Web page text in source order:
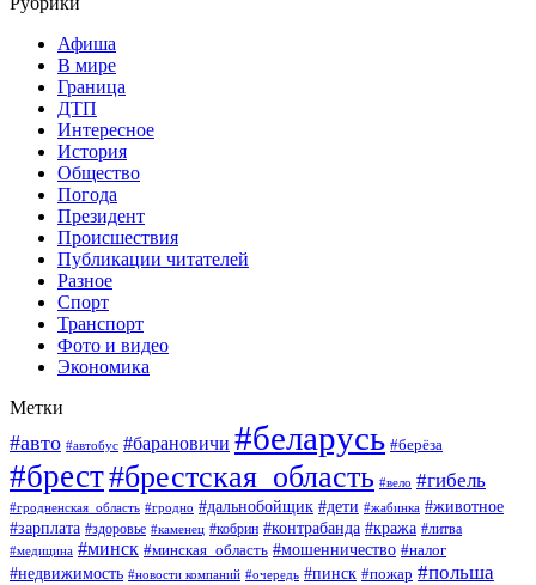
Афиша
В мире
Граница
ДТП
Интересное
История
Общество
Погода
Президент
Происшествия
Публикации читателей
Разное
Спорт
Транспорт
Фото и видео
Экономика
Метки
#авто #автобус #барановичи #беларусь #берёза
#брест#брестская_область #вело #гибель
#гродненская_область #гродно #дальнобойщик #дети #жабинка #животное
#зарплата #здоровье #каменец #кобрин #контрабанда #кража #литва
#медицина #минск #минская_область #мошенничество #налог
#недвижимость #новости компаний #очередь #пинск #пожар #польша